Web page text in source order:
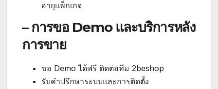
อายุแพ็กเกจ
– การขอ Demo และบริการหลัง
การขาย
ขอ Demo ได้ฟรี ติดต่อทีม 2beshop
รับคำปรึกษาระบบและการติดตั้ง